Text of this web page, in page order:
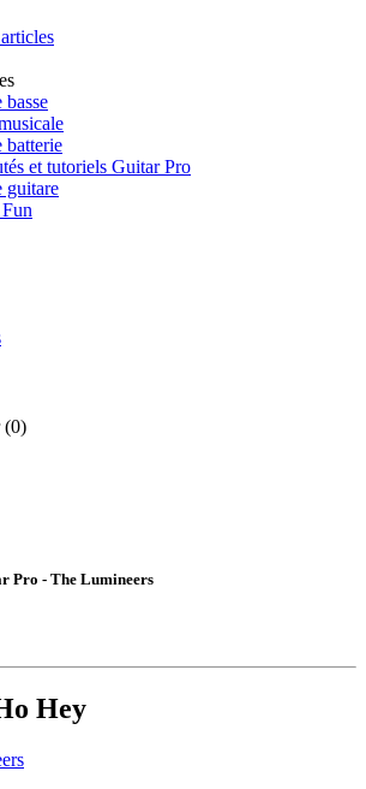
basse
batterie
et tutoriels Guitar Pro
guitare
(0)
Pro - The Lumineers
Hey